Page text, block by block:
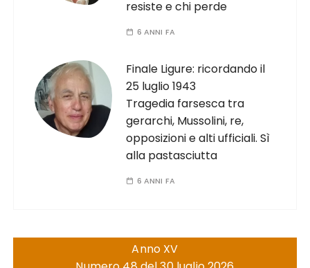
resiste e chi perde
6 ANNI FA
Finale Ligure: ricordando il
25 luglio 1943
Tragedia farsesca tra
gerarchi, Mussolini, re,
opposizioni e alti ufficiali. Sì
alla pastasciutta
6 ANNI FA
Anno XV